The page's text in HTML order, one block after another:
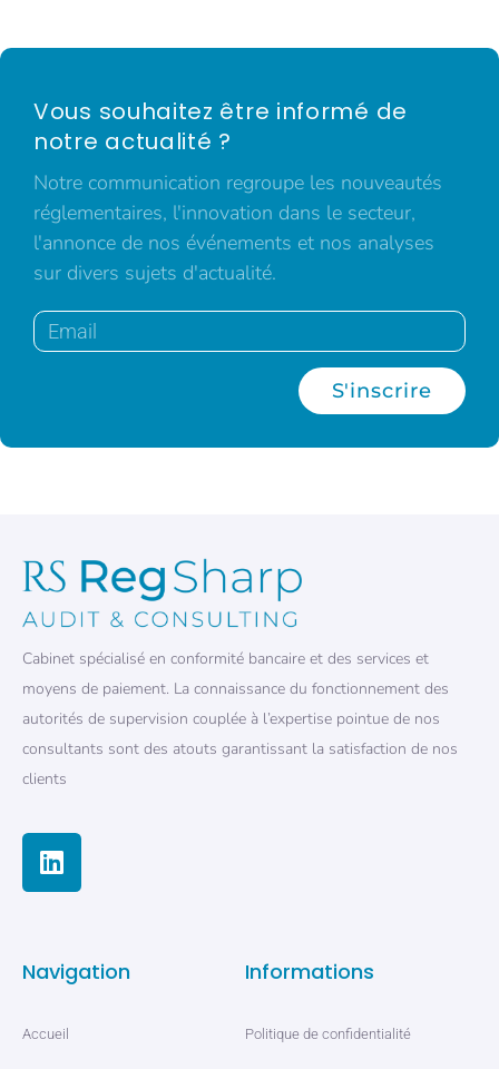
Vous souhaitez être informé de
notre actualité ?
Notre communication regroupe les nouveautés
réglementaires, l'innovation dans le secteur,
l'annonce de nos événements et nos analyses
sur divers sujets d'actualité.
S'inscrire
Cabinet spécialisé en conformité bancaire et des services et
moyens de paiement. La connaissance du fonctionnement des
autorités de supervision couplée à l’expertise pointue de nos
consultants sont des atouts garantissant la satisfaction de nos
clients
Navigation
Accueil
Informations
Politique de confidentialité